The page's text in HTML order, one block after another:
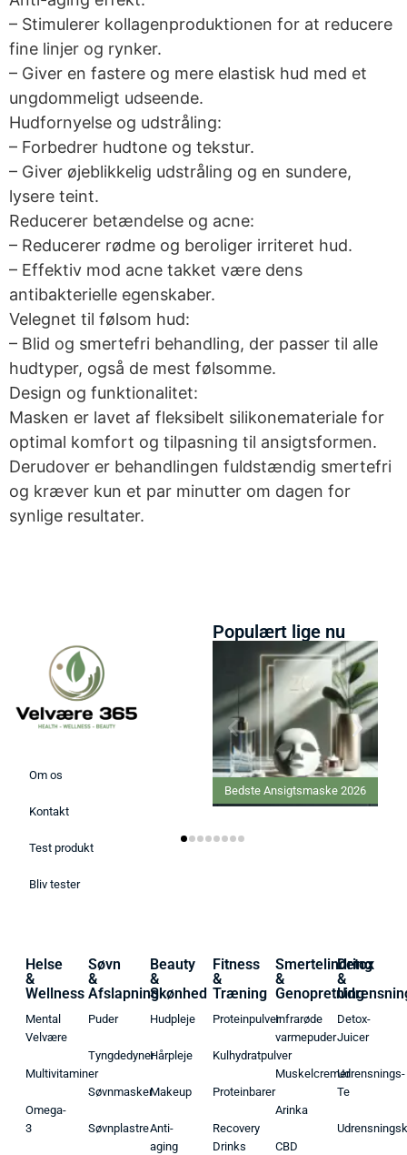
– Stimulerer kollagenproduktionen for at reducere
fine linjer og rynker.
– Giver en fastere og mere elastisk hud med et
ungdommeligt udseende.
Hudfornyelse og udstråling:
– Forbedrer hudtone og tekstur.
– Giver øjeblikkelig udstråling og en sundere,
lysere teint.
Reducerer betændelse og acne:
– Reducerer rødme og beroliger irriteret hud.
– Effektiv mod acne takket være dens
antibakterielle egenskaber.
Velegnet til følsom hud:
– Blid og smertefri behandling, der passer til alle
hudtyper, også de mest følsomme.
Design og funktionalitet:
Masken er lavet af fleksibelt silikonemateriale for
optimal komfort og tilpasning til ansigtsformen.
Derudover er behandlingen fuldstændig smertefri
og kræver kun et par minutter om dagen for
synlige resultater.
Om os
Kontakt
Test produkt
Bliv tester
Populært lige nu
Bedste Ansigtsmaske 2026 Bedste
Helse
&
Wellness
Mental
Velvære
Multivitaminer
Omega-
3
Søvn
&
Afslapning
Puder
Tyngdedyner
Søvnmasker
Søvnplastre
Beauty
&
Skønhed
Hudpleje
Hårpleje
Makeup
Anti-
aging
Fitness
&
Træning
Proteinpulver
Kulhydratpulver
Proteinbarer
Recovery
Drinks
Smertelindring
&
Genopretning
Infrarøde
varmepuder
Muskelcremer
Arinka
CBD
Detox
&
Detox-
Juicer
Udrensnings-
Te